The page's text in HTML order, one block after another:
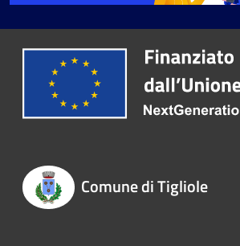
Comune di Tigliole